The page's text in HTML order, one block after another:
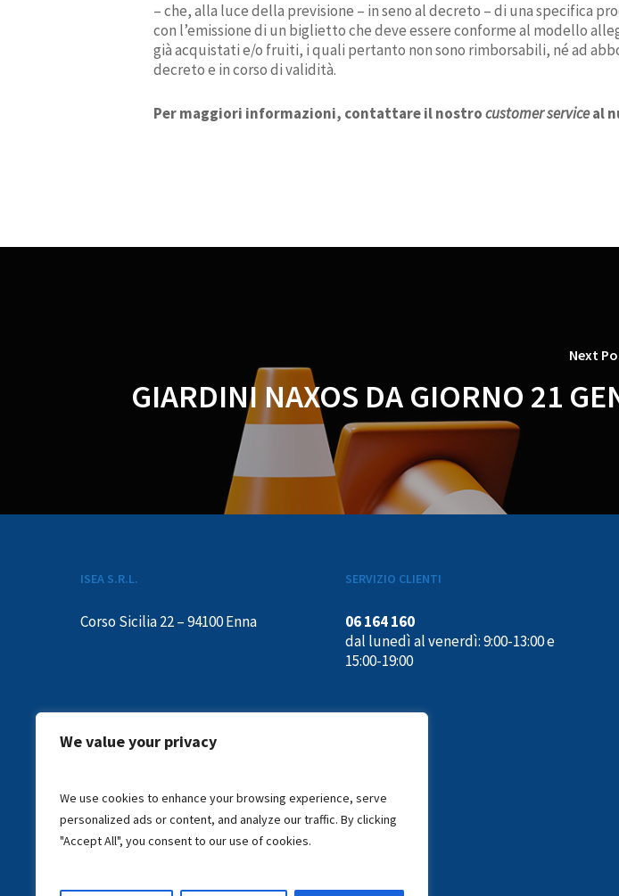
We value your privacy
We use cookies to enhance your browsing experience, serve
personalized ads or content, and analyze our traffic. By clicking
"Accept All", you consent to our use of cookies.
– che, alla luce della previsione – in seno al decreto – di una specifica
con l’emissione di un biglietto che deve essere conforme al modello
già acquistati e/o fruiti, i quali pertanto non sono rimborsabili, né ad
decreto e in corso di validità.
Per maggiori informazioni, contattare il nostrocustomer serviceal
Next
GIARDINI NAXOS DA GIORNO 21
ISEA S.R.L.
Corso Sicilia 22 – 94100 Enna
SERVIZIO CLIENTI
06 164 160
dal lunedì al venerdì: 9:00-13:00 e
15:00-19:00